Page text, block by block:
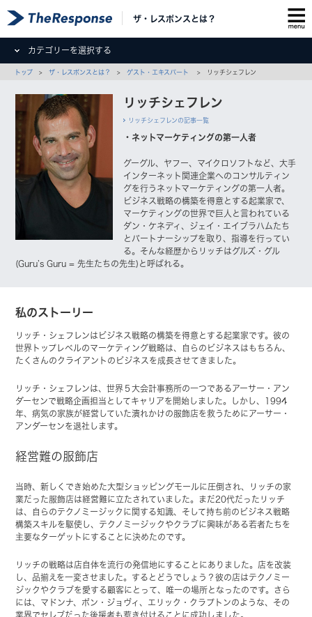
ザ・レスポンスとは？
カテゴリーを選択する
トップ >ザ・レスポンスとは？ >ゲスト・エキスパート > リッチシェフレン
リッチシェフレン
リッチシェフレンの記事一覧
・ネットマーケティングの第一人者
グーグル、ヤフー、マイクロソフトなど、大手
インターネット関連企業へのコンサルティン
グを行うネットマーケティングの第一人者。
ビジネス戦略の構築を得意とする起業家で、
マーケティングの世界で巨人と言われている
ダン・ケネディ、ジェイ・エイブラハムたち
とパートナーシップを取り、指導を行ってい
る。そんな経歴からリッチはグルズ・グル
(Guru’s Guru = 先生たちの先生)と呼ばれる。
私のストーリー
リッチ・シェフレンはビジネス戦略の構築を得意とする起業家です。彼の
世界トップレベルのマーケティング戦略は、自らのビジネスはもちろん、
たくさんのクライアントのビジネスを成長させてきました。
リッチ・シェフレンは、世界５大会計事務所の一つであるアーサー・アン
ダーセンで戦略企画担当としてキャリアを開始しました。しかし、1994
年、病気の家族が経営していた潰れかけの服飾店を救うためにアーサー・
アンダーセンを退社します。
経営難の服飾店
当時、新しくでき始めた大型ショッピングモールに圧倒され、リッチの家
業だった服飾店は経営難に立たされていました。まだ20代だったリッチ
は、自らのテクノミージックに関する知識、そして持ち前のビジネス戦略
構築スキルを駆使し、テクノミージックやクラブに興味がある若者たちを
主要なターゲットにすることに決めたのです。
リッチの戦略は店自体を流行の発信地にすることにありました。店を改装
し、品揃えを一変させました。するとどうでしょう？彼の店はテクノミー
ジックやクラブを愛する顧客にとって、唯一の場所となったのです。さら
には、マドンナ、ボン・ジョヴィ、エリック・クラプトンのような、その
業界でセレブだった後援者も惹き付けることに成功しました。